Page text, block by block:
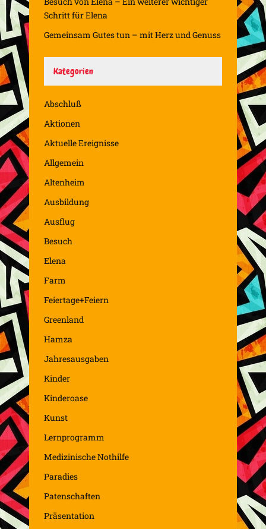
Schritt für Elena
Gemeinsam Gutes tun – mit Herz und Genuss
Kategorien
Abschluß
Aktionen
Aktuelle Ereignisse
Allgemein
Altenheim
Ausbildung
Ausflug
Besuch
Elena
Farm
Feiertage+Feiern
Greenland
Hamza
Jahresausgaben
Kinder
Kinderoase
Kunst
Lernprogramm
Medizinische Nothilfe
Paradies
Patenschaften
Präsentation